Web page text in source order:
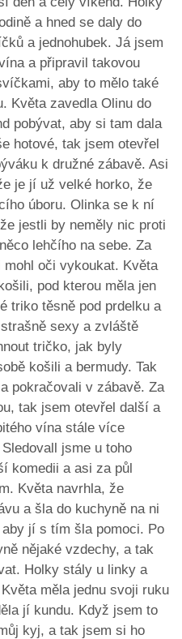
a hned se daly do
a jednohubek. Já jsem
a připravil takovou
aby to mělo také
Květa zavedla Olinu do
pobývat, aby si tam dala
hotové, tak jsem otevřel
k družné zábavě. Asi
je jí už velké horko, že
úboru. Olinka se k ní
jestli by neměly nic proti
lehčího na sebe. Za
oči vykoukat. Květa
pod kterou měla jen
triko těsně pod prdelku a
sexy a zvláště
tričko, jak byly
košili a bermudy. Tak
pokračovali v zábavě. Za
tak jsem otevřel další a
vína stále více
jsme u toho
komedii a asi za půl
Květa navrhla, že
a šla do kuchyně na ni
jí s tím šla pomoci. Po
nějaké vzdechy, a tak
Holky stály u linky a
měla jednu svoji ruku
jí kundu. Když jsem to
kyj, a tak jsem si ho